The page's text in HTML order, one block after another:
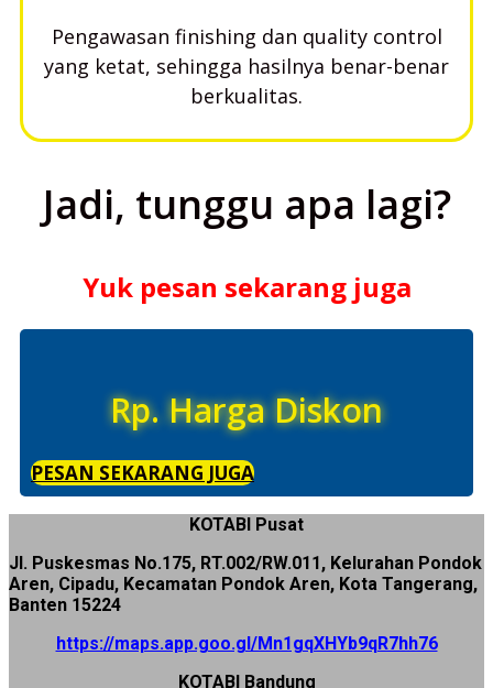
Pengawasan finishing dan quality control
yang ketat, sehingga hasilnya benar-benar
berkualitas.
Jadi, tunggu apa lagi?
Yuk pesan sekarang juga
Rp. Harga Diskon
PESAN SEKARANG JUGA
KOTABI Pusat
Jl. Puskesmas No.175, RT.002/RW.011, Kelurahan Pondok
Aren, Cipadu, Kecamatan Pondok Aren, Kota Tangerang,
Banten 15224
https://maps.app.goo.gl/Mn1gqXHYb9qR7hh76
KOTABI Bandung